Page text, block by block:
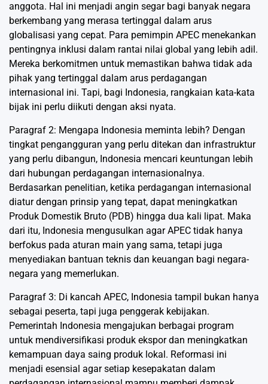
anggota. Hal ini menjadi angin segar bagi banyak negara
berkembang yang merasa tertinggal dalam arus
globalisasi yang cepat. Para pemimpin APEC menekankan
pentingnya inklusi dalam rantai nilai global yang lebih adil.
Mereka berkomitmen untuk memastikan bahwa tidak ada
pihak yang tertinggal dalam arus perdagangan
internasional ini. Tapi, bagi Indonesia, rangkaian kata-kata
bijak ini perlu diikuti dengan aksi nyata.
Paragraf 2: Mengapa Indonesia meminta lebih? Dengan
tingkat pengangguran yang perlu ditekan dan infrastruktur
yang perlu dibangun, Indonesia mencari keuntungan lebih
dari hubungan perdagangan internasionalnya.
Berdasarkan penelitian, ketika perdagangan internasional
diatur dengan prinsip yang tepat, dapat meningkatkan
Produk Domestik Bruto (PDB) hingga dua kali lipat. Maka
dari itu, Indonesia mengusulkan agar APEC tidak hanya
berfokus pada aturan main yang sama, tetapi juga
menyediakan bantuan teknis dan keuangan bagi negara-
negara yang memerlukan.
Paragraf 3: Di kancah APEC, Indonesia tampil bukan hanya
sebagai peserta, tapi juga penggerak kebijakan.
Pemerintah Indonesia mengajukan berbagai program
untuk mendiversifikasi produk ekspor dan meningkatkan
kemampuan daya saing produk lokal. Reformasi ini
menjadi esensial agar setiap kesepakatan dalam